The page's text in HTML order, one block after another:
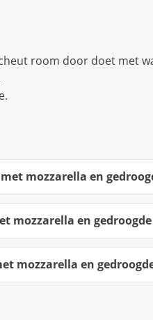
room door doet met
mozzarella en
mozzarella en
mozzarella en